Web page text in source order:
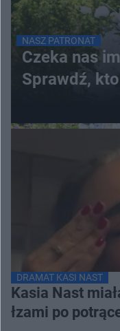
NASZ PATRONAT
Czeka nas
Sprawdź,
DRAMAT KASI NAST
Kasia Nast
łzami po